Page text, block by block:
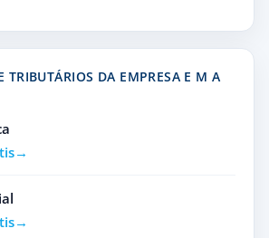
TRIBUTÁRIOS DA EMPRESA E M A